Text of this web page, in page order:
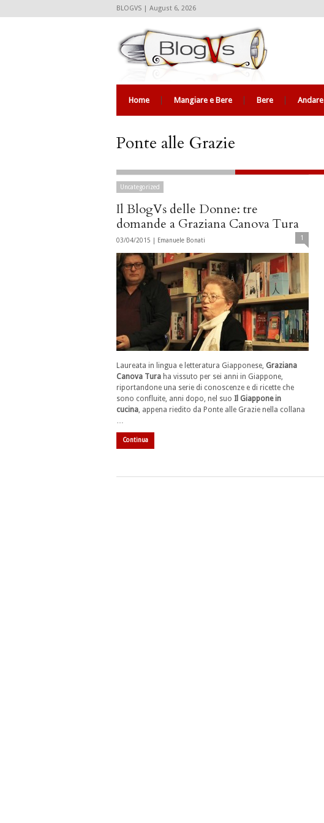
BLOGVS | August 6, 2026
Home Mangiare e Bere Bere Andare
Ponte alle Grazie
Uncategorized
Il BlogVs delle Donne: tre
domande a Graziana Canova Tura
03/04/2015 | Emanuele Bonati 1
Laureata in lingua e letteratura Giapponese, Graziana
Canova Tura ha vissuto per sei anni in Giappone,
riportandone una serie di conoscenze e di ricette che
sono confluite, anni dopo, nel suo Il Giappone in
cucina, appena riedito da Ponte alle Grazie nella collana
…
Continua